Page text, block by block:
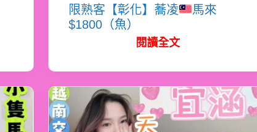
限熟客【彰化】蕎凌
馬來
$1800（魚）
閱讀全文